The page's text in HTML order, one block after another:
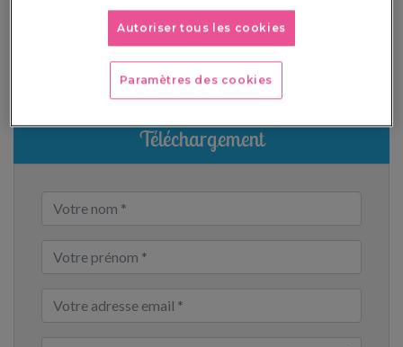
occasion de se déguiser, manger des beignets et partager un
offrons un kit spécial pour préparer l'évènement avec les
Téléchargement
Autoriser tous les cookies
Paramètres des cookies